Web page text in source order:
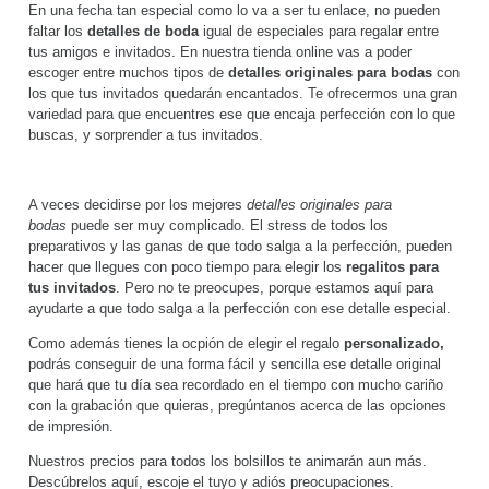
En una fecha tan especial como lo va a ser tu enlace, no pueden
faltar los detalles de boda igual de especiales para regalar entre
tus amigos e invitados. En nuestra tienda online vas a poder
escoger entre muchos tipos de detalles originales para bodas con
los que tus invitados quedarán encantados. Te ofrecermos una gran
variedad para que encuentres ese que encaja perfección con lo que
buscas, y sorprender a tus invitados.
A veces decidirse por los mejores detalles originales para
bodas puede ser muy complicado. El stress de todos los
preparativos y las ganas de que todo salga a la perfección, pueden
hacer que llegues con poco tiempo para elegir los regalitos para
tus invitados. Pero no te preocupes, porque estamos aquí para
ayudarte a que todo salga a la perfección con ese detalle especial.
Como además tienes la ocpión de elegir el regalo personalizado,
podrás conseguir de una forma fácil y sencilla ese detalle original
que hará que tu día sea recordado en el tiempo con mucho cariño
con la grabación que quieras, pregúntanos acerca de las opciones
de impresión.
Nuestros precios para todos los bolsillos te animarán aun más.
Descúbrelos aquí, escoje el tuyo y adiós preocupaciones.